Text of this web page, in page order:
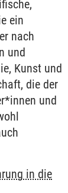
ein
nach
und
Kunst und
die der
und
in die